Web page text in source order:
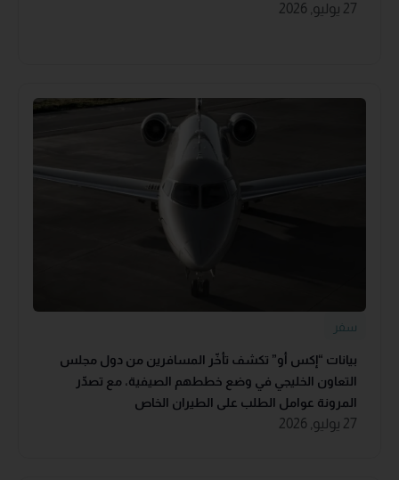
27 يوليو, 2026
سفر
بيانات “إكس أو” تكشف تأخّر المسافرين من دول مجلس
التعاون الخليجي في وضع خططهم الصيفية، مع تصدّر
المرونة عوامل الطلب على الطيران الخاص
27 يوليو, 2026